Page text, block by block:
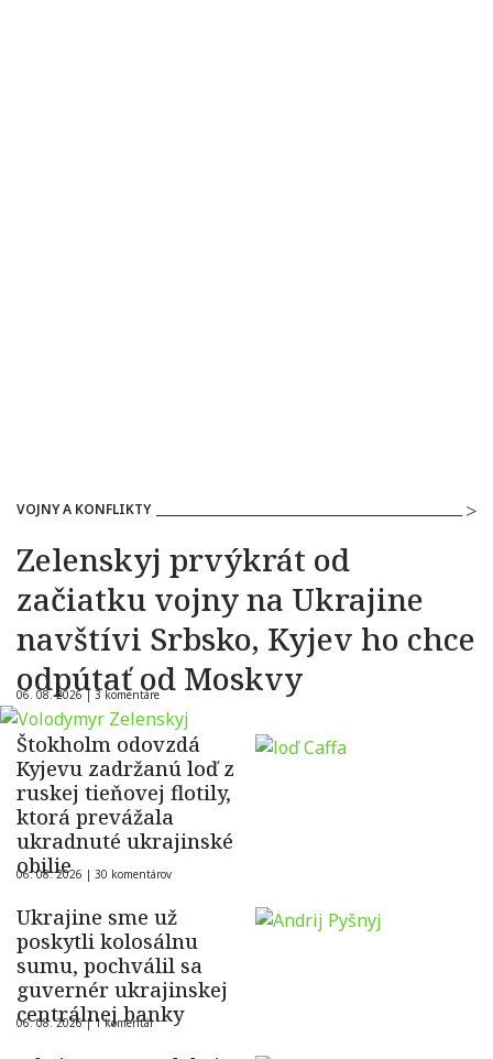
VOJNY A KONFLIKTY
Zelenskyj prvýkrát od
začiatku vojny na Ukrajine
navštívi Srbsko, Kyjev ho chce
odpútať od Moskvy
06. 08. 2026 | 3 komentáre
Štokholm odovzdá
Kyjevu zadržanú loď z
ruskej tieňovej flotily,
ktorá prevážala
ukradnuté ukrajinské
obilie
06. 08. 2026 | 30 komentárov
Ukrajine sme už
poskytli kolosálnu
sumu, pochválil sa
guvernér ukrajinskej
centrálnej banky
06. 08. 2026 |1 komentár